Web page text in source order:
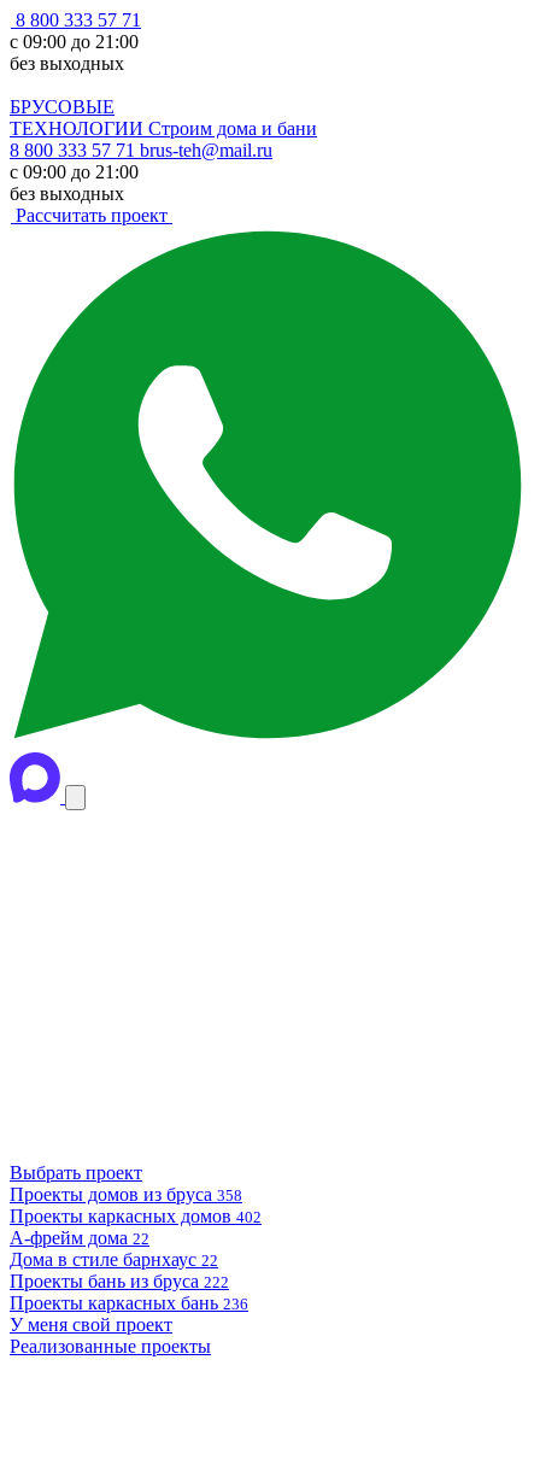
8 800 333 57 71
с 09:00 до 21:00
без выходных
БРУСОВЫЕ
ТЕХНОЛОГИИ Строим дома и бани
8 800 333 57 71 brus-teh@mail.ru
с 09:00 до 21:00
без выходных
Рассчитать проект
Выбрать проект
Проекты домов из бруса 358
Проекты каркасных домов 402
А-фрейм дома 22
Дома в стиле барнхаус 22
Проекты бань из бруса 222
Проекты каркасных бань 236
У меня свой проект
Реализованные проекты